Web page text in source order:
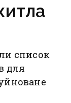
список
для